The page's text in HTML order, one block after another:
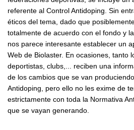
referente al Control Antidoping. Sin
éticos del tema, dado que
totalmente de acuerdo con el fondo y
nos parece interesante establecer un
Web de Biolaster. En ocasiones, tanto
deportistas, clubs,... reciben una
de los cambios que se van
Antidoping, pero ello no les exime de
estrictamente con toda la Normativa
que se vayan generando.